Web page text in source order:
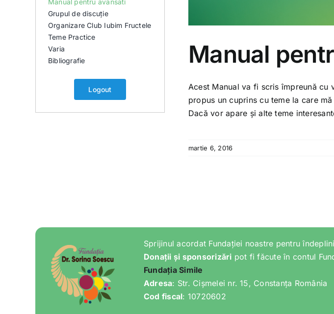
Manual pentru avansati
Grupul de discuție
Organizare Club Iubim Fructele
Teme Practice
Varia
Bibliografie
Logout
Manual
Acest Manual va fi scris împreună cu
propus un cuprins cu teme la care
Dacă vor apare și alte teme
martie 6, 2016
Sprijinul acordat Fundației noastre pentru
Donații și sponsorizări pot fi făcute în contul
Fundația Simile
Adresa: Str. Cișmelei nr. 15, Constanța România
Cod fiscal: 10720602